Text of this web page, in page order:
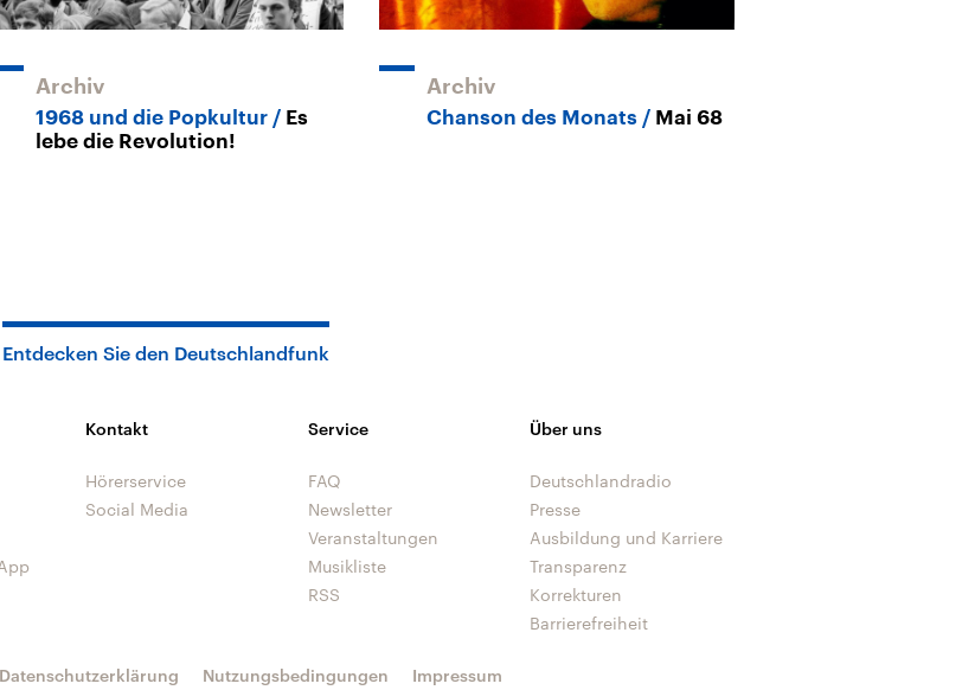
Archiv
1968 und die Popkultur
Es
lebe die Revolution!
Archiv
Chanson des Monats Mai 68
Entdecken Sie den Deutschlandfunk
Kontakt
Hörerservice
Social Media
Service
FAQ
Newsletter
Veranstaltungen
Musikliste
RSS
Über uns
Deutschlandradio
Presse
Ausbildung und Karriere
Transparenz
Korrekturen
Barrierefreiheit
Datenschutzerklärung Nutzungsbedingungen Impressum